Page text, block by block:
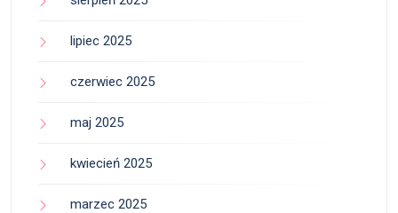
lipiec 2025
czerwiec 2025
maj 2025
kwiecień 2025
marzec 2025